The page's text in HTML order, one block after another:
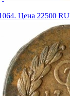
Цена 22500